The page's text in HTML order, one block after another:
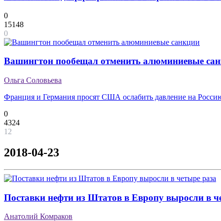
0
15148
0
Вашингтон пообещал отменить алюминиевые
Ольга Соловьева
Франция и Германия просят США ослабить давление на
0
4324
12
2018-04-23
Поставки нефти из Штатов в Европу выросли в
Анатолий Комраков